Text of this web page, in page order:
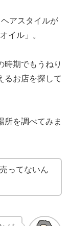
アスタイルが
イル」。
時期でもうねり
お店を探して
所を調べてみま
ってないん